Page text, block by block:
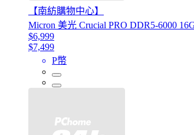
【南紡購物中心】
Micron 美光 Crucial PRO DDR5-6000
$6,999
$7,499
P幣